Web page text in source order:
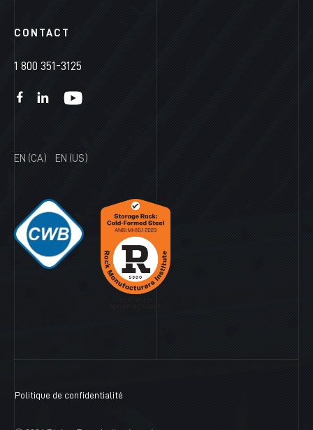
CONTACT
1 800 351-3125
EN (CA) EN (US)
Politique de confidentialité